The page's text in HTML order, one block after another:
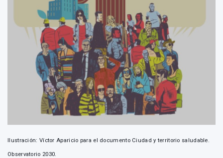
Ilustración: Víctor Aparicio para el documento Ciudad y territorio saludable.
Observatorio 2030.